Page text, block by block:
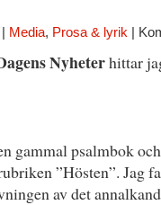
Media, Prosa & lyrik |
Nyheterhittar
gammal psalmbok
”Hösten”. Jag
av det